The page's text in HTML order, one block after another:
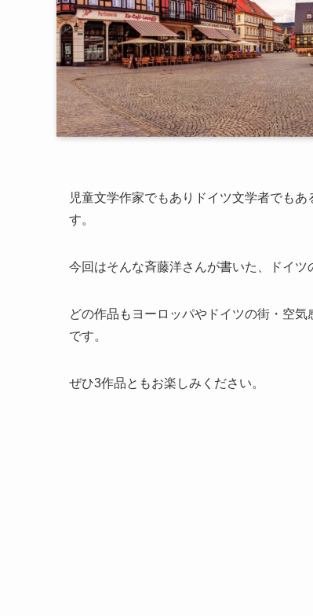
児童文学作家でもありドイツ文学者でも
す。
今回はそんな斉藤洋さんが書いた、ドイ
どの作品もヨーロッパやドイツの街・空
です。
ぜひ3作品ともお楽しみください。